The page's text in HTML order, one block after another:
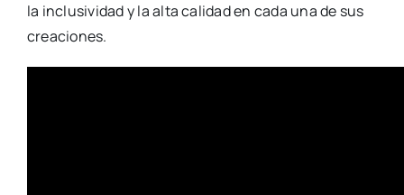
la inclusividad y la alta calidad en cada una de sus
creaciones.